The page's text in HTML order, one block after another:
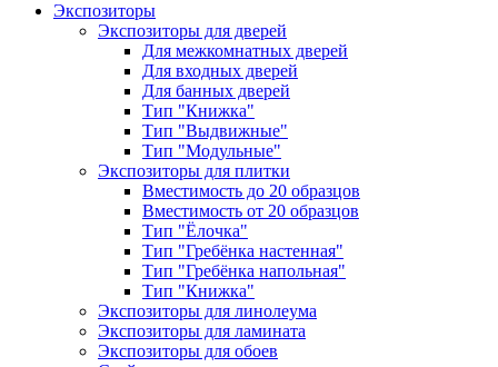
Экспозиторы
Экспозиторы для дверей
Для межкомнатных дверей
Для входных дверей
Для банных дверей
Тип "Книжка"
Тип "Выдвижные"
Тип "Модульные"
Экспозиторы для плитки
Вместимость до 20 образцов
Вместимость от 20 образцов
Тип "Ёлочка"
Тип "Гребёнка настенная"
Тип "Гребёнка напольная"
Тип "Книжка"
Экспозиторы для линолеума
Экспозиторы для ламината
Экспозиторы для обоев